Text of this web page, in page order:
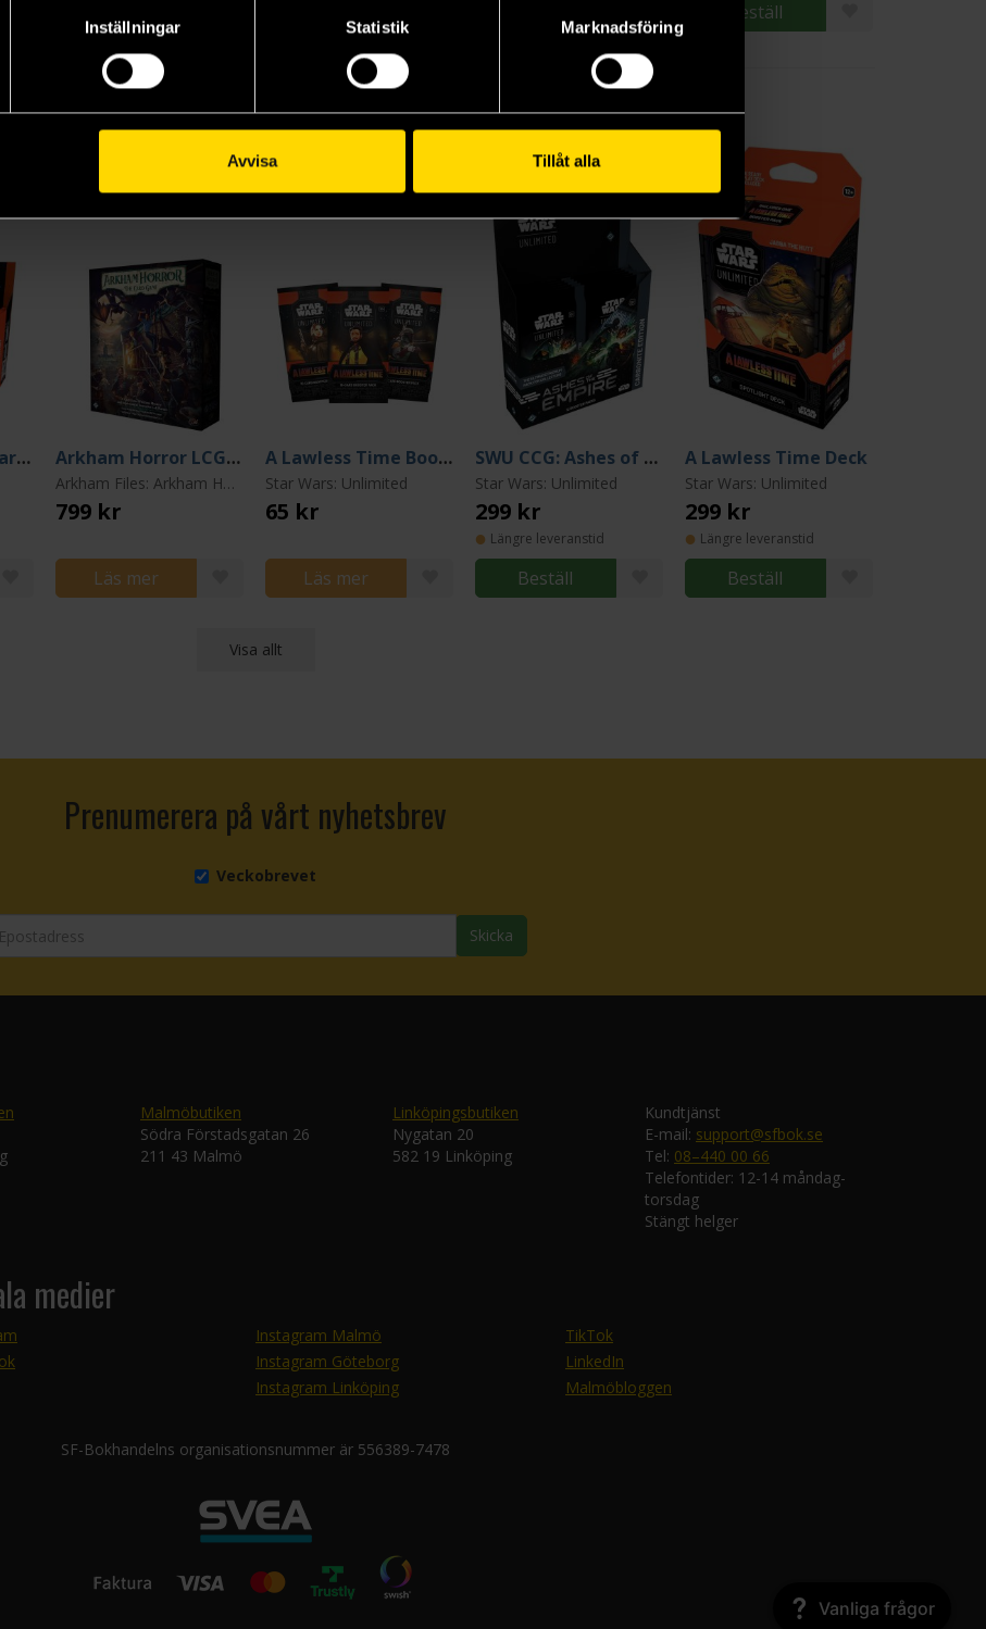
Inställningar Statistik Marknadsföring
Avvisa Tillåt alla
Beställ
A Lawless Time Carbonite Booster Arkham Horror LCG: Core Set (2026)
Arkham Files: Arkham Horror -The Card Game
799 kr
Läs mer
A Lawless Time Booster
Star Wars: Unlimited
65 kr
Läs mer
SWU CCG: Ashes of the Empire Carbonite Booster
Star Wars: Unlimited
299 kr
Längre leveranstid
Beställ
A Lawless Time Deck
Star Wars: Unlimited
299 kr
Längre leveranstid
Beställ
Visa allt
Prenumerera på vårt nyhetsbrev
Veckobrevet
Skicka
Malmöbutiken
Södra Förstadsgatan 26
211 43 Malmö
Linköpingsbutiken
Nygatan 20
582 19 Linköping
Kundtjänst
E-mail: support@sfbok.se
Tel: 08–440 00 66
Telefontider: 12-14 måndag-
torsdag
Stängt helger
medier
Instagram Malmö
Instagram Göteborg
Instagram Linköping
TikTok
LinkedIn
Malmöbloggen
SF-Bokhandelns organisationsnummer är 556389-7478
Vanliga frågor